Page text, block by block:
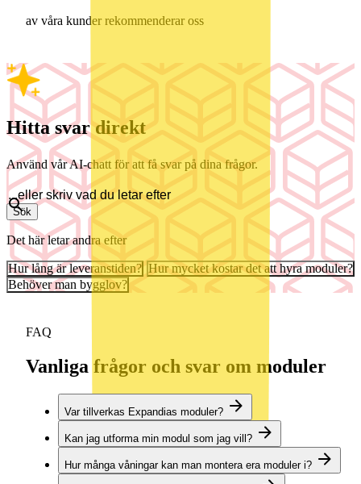
av våra kunder rekommenderar oss
Hitta svar direkt
Använd vår AI-chatt för att få svar på dina frågor.
Sök
Det här letar andra efter
Hur lång är leveranstiden?
Hur mycket kostar det att hyra moduler?
Behöver man bygglov?
FAQ
Vanliga frågor och svar om moduler
Var tillverkas Expandias moduler?
Kan jag utforma min modul som jag vill?
Hur många våningar kan man montera era moduler i?